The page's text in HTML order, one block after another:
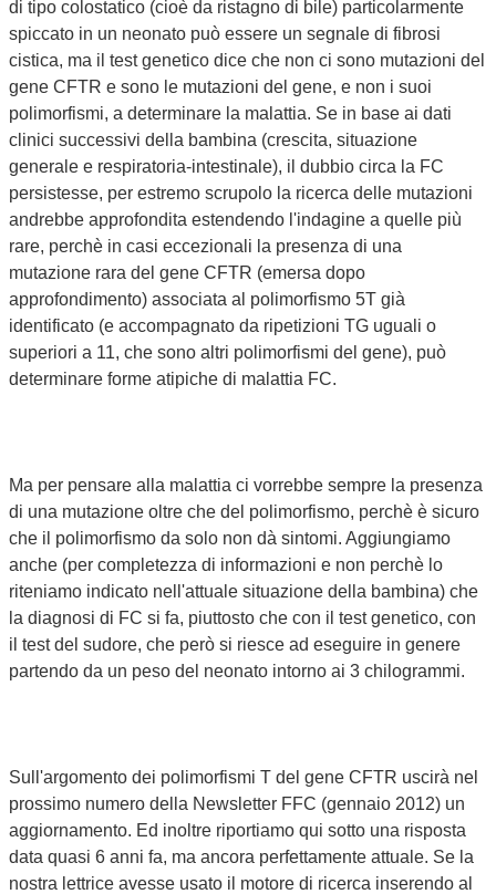
di tipo colostatico (cioè da ristagno di bile) particolarmente
spiccato in un neonato può essere un segnale di fibrosi
cistica, ma il test genetico dice che non ci sono mutazioni del
gene CFTR e sono le mutazioni del gene, e non i suoi
polimorfismi, a determinare la malattia. Se in base ai dati
clinici successivi della bambina (crescita, situazione
generale e respiratoria-intestinale), il dubbio circa la FC
persistesse, per estremo scrupolo la ricerca delle mutazioni
andrebbe approfondita estendendo l'indagine a quelle più
rare, perchè in casi eccezionali la presenza di una
mutazione rara del gene CFTR (emersa dopo
approfondimento) associata al polimorfismo 5T già
identificato (e accompagnato da ripetizioni TG uguali o
superiori a 11, che sono altri polimorfismi del gene), può
determinare forme atipiche di malattia FC.
Ma per pensare alla malattia ci vorrebbe sempre la presenza
di una mutazione oltre che del polimorfismo, perchè è sicuro
che il polimorfismo da solo non dà sintomi. Aggiungiamo
anche (per completezza di informazioni e non perchè lo
riteniamo indicato nell'attuale situazione della bambina) che
la diagnosi di FC si fa, piuttosto che con il test genetico, con
il test del sudore, che però si riesce ad eseguire in genere
partendo da un peso del neonato intorno ai 3 chilogrammi.
Sull'argomento dei polimorfismi T del gene CFTR uscirà nel
prossimo numero della Newsletter FFC (gennaio 2012) un
aggiornamento. Ed inoltre riportiamo qui sotto una risposta
data quasi 6 anni fa, ma ancora perfettamente attuale. Se la
nostra lettrice avesse usato il motore di ricerca inserendo al